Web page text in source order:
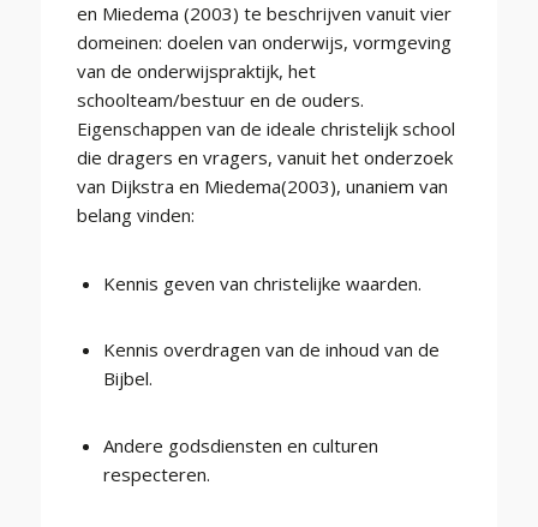
en Miedema (2003) te beschrijven vanuit vier
domeinen: doelen van onderwijs, vormgeving
van de onderwijspraktijk, het
schoolteam/bestuur en de ouders.
Eigenschappen van de ideale christelijk school
die dragers en vragers, vanuit het onderzoek
van Dijkstra en Miedema(2003), unaniem van
belang vinden:
Kennis geven van christelijke waarden.
Kennis overdragen van de inhoud van de
Bijbel.
Andere godsdiensten en culturen
respecteren.